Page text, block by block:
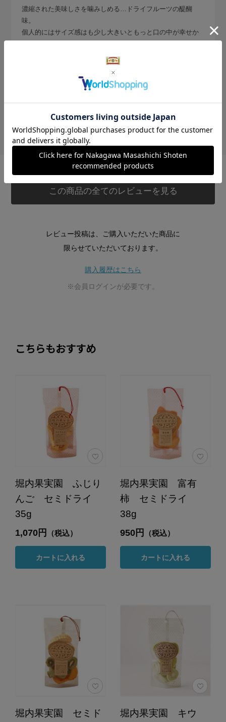
濃縮された美味しさを噛みしめる…ドライフルーツの醍醐
味。
個人的にはサイズ感はも少し大きいともっと口の中が幸せか
参考になった
表示：新しい順
この商品の全てのレビューを見る
レビュー投稿は、ご購入いただいた商品に
限らせていただいております。
購入履歴はこちら
※会員ログインが必要です。
こちらもおすすめ
堀内果実園 ふじり
んご セミドライ
35g
1,070円 （税込）
カートに入れる
堀内果実園 富有
柿 セミドライ
38g
950円 （税込）
カートに入れる
堀内果実園 セミド
堀内果実園 キウ